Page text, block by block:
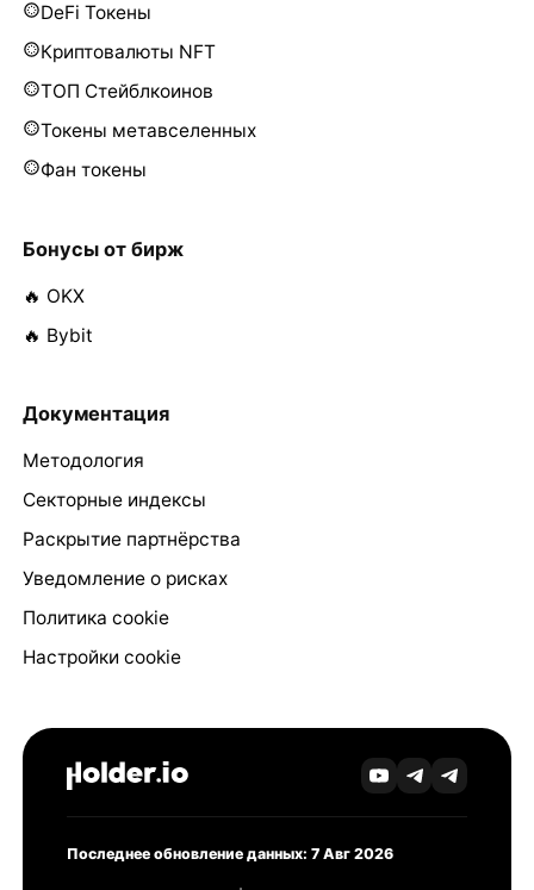
DeFi Токены
Криптовалюты NFT
ТОП Стейблкоинов
Токены метавселенных
Фан токены
Бонусы от бирж
🔥 OKX
🔥 Bybit
Документация
Методология
Секторные индексы
Раскрытие партнёрства
Уведомление о рисках
Политика cookie
Настройки cookie
Последнее обновление данных: 7 Авг 2026